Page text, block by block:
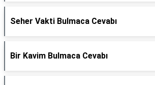
Seher Vakti Bulmaca Cevabı
Bir Kavim Bulmaca Cevabı